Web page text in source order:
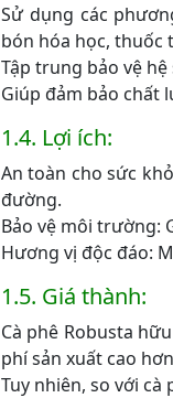
Sử dụng các
bón hóa học, thuốc
Tập trung bảo vệ
Giúp đảm bảo chất
1.4. Lợi ích:
An toàn cho sức
đường.
Bảo vệ môi trường:
Hương vị độc đáo:
1.5. Giá thành:
Cà phê Robusta
phí sản xuất cao
Tuy nhiên, so với